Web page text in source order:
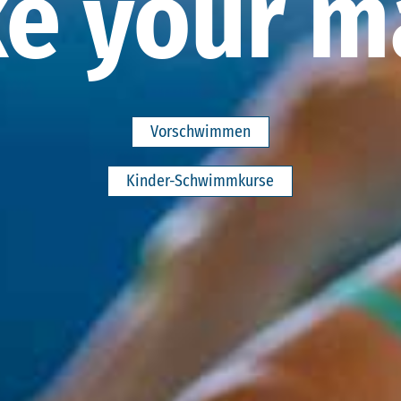
Vorschwimmen
Kinder-Schwimmkurse